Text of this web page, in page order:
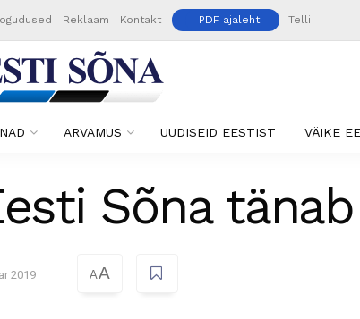
Reklaam Kontakt PDF ajaleht Telli
ARVAMUS UUDISEID EESTIST VÄIKE
Sõna
2019 AA